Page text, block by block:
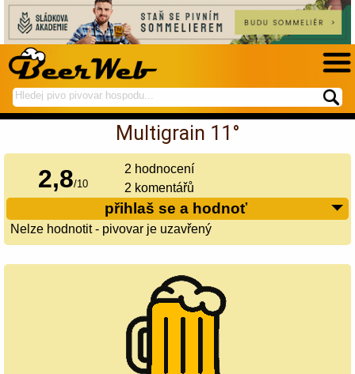
hledej
na
spustí
hledání
Multigrain 11°
2,8/10
2 hodnocení
2 komentářů
přihlaš se a hodnoť
Nelze hodnotit - pivovar je uzavřený